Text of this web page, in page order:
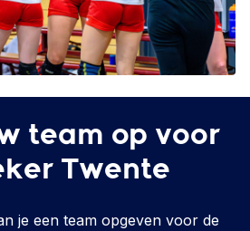
team op voor
Twente
je een team opgeven voor de